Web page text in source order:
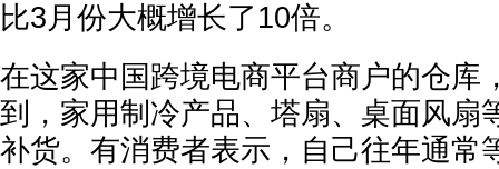
比3月份大概增长了10倍。
在这家中国跨境电商平台商户的仓库
到，家用制冷产品、塔扇、桌面风扇
补货。有消费者表示，自己往年通常